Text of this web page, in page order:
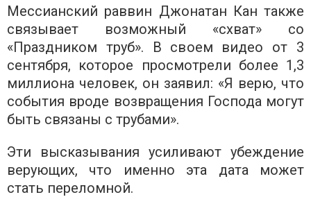
Мессианский раввин Джонатан Кан также
связывает возможный «схват» со
«Праздником труб». В своем видео от 3
сентября, которое просмотрели более 1,3
миллиона человек, он заявил: «Я верю, что
события вроде возвращения Господа могут
быть связаны с трубами».
Эти высказывания усиливают убеждение
верующих, что именно эта дата может
стать переломной.